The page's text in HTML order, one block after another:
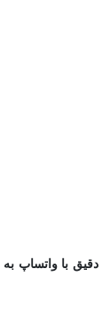
با واتساپ به